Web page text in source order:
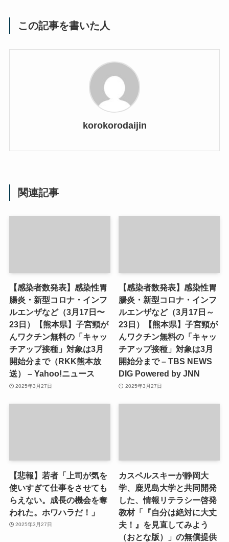
この記事を書いた人
korokorodaijin
関連記事
【感染者数発表】感染性胃
腸炎・新型コロナ・インフ
ルエンザなど（3月17日〜
23日）【熊本県】子宮頸が
んワクチン無料の「キャッ
チアップ接種」対象は3月
開始分まで（RKK熊本放
送） – Yahoo!ニュース
2025年3月27日
【感染者数発表】感染性胃
腸炎・新型コロナ・インフ
ルエンザなど（3月17日～
23日）【熊本県】子宮頸が
んワクチン無料の「キャッ
チアップ接種」対象は3月
開始分まで – TBS NEWS
DIG Powered by JNN
2025年3月27日
【悲報】若者「上司が気を
使いすぎて仕事をさせても
らえない。成長の機会を奪
われた。ホワハラだ！」
2025年3月27日
カスペルスキーが静岡大
学、鹿児島大学と共同開発
した、情報リテラシー啓発
教材「『自分は絶対に大丈
夫！』を見直してみよう
（おとな版）」の無償提供